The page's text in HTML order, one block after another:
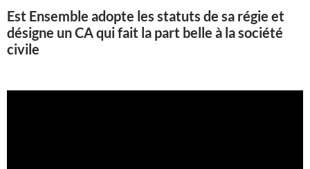
Est Ensemble adopte les statuts de sa régie et
désigne un CA qui fait la part belle à la société
civile